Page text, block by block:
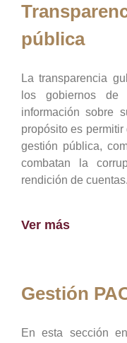
pública
La transparencia
los gobiernos
información sobre
propósito es
gestión pública,
combatan la
rendición de cuentas.
Ver más
Gestión
En esta sección